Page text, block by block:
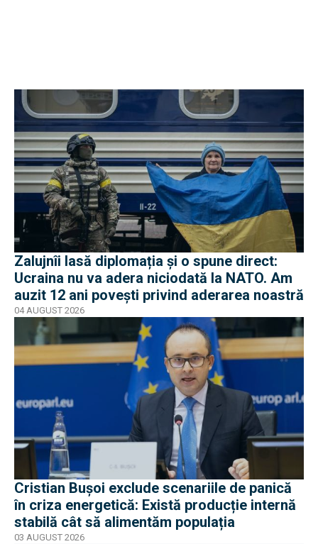
Zalujnîi lasă diplomația și o spune direct:
Ucraina nu va adera niciodată la NATO. Am
auzit 12 ani povești privind aderarea noastră
04 AUGUST 2026
Cristian Bușoi exclude scenariile de panică
în criza energetică: Există producție internă
stabilă cât să alimentăm populația
03 AUGUST 2026